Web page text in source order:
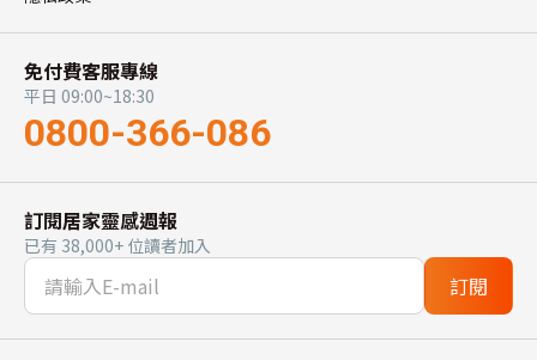
免付費客服專線
平日 09:00~18:30
0800-366-086
訂閱居家靈感週報
已有 38,000+ 位讀者加入
訂閱